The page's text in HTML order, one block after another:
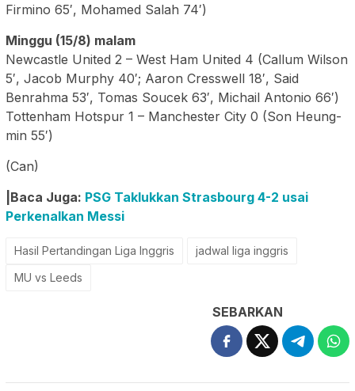
Firmino 65′, Mohamed Salah 74′)
Minggu (15/8) malam
Newcastle United 2 – West Ham United 4 (Callum Wilson
5′, Jacob Murphy 40′; Aaron Cresswell 18′, Said
Benrahma 53′, Tomas Soucek 63′, Michail Antonio 66′)
Tottenham Hotspur 1 – Manchester City 0 (Son Heung-
min 55′)
(Can)
|Baca Juga: PSG Taklukkan Strasbourg 4-2 usai
Perkenalkan Messi
Hasil Pertandingan Liga Inggris
jadwal liga inggris
MU vs Leeds
SEBARKAN